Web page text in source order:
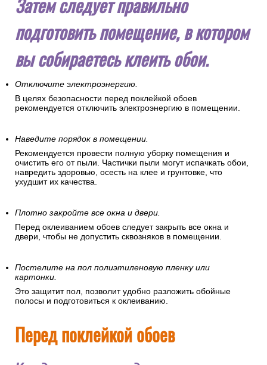
глубокого проникновения.
Затем следует правильно
подготовить помещение, в котором
вы собираетесь клеить обои.
рекомендуется отключить электроэнергию в помещении.
Наведите порядок в помещении.
Рекомендуется провести полную уборку помещения и
ухудшит их качества.
двери, чтобы не допустить сквозняков в помещении.
Постелите на пол полиэтиленовую пленку или
Это защитит пол, позволит удобно разложить обойные
полосы и подготовиться к оклеиванию.